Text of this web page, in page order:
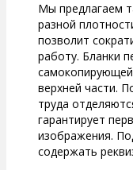
Мы предлагаем
разной
позволит
работу. Бланки
верхней части.
труда
гарантирует
изображения.
содержать